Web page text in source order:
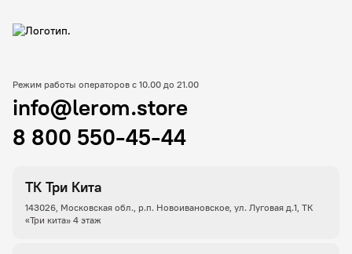
ТК Три Кита
143026, Московская обл., р.п. Новоивановское, ул. Луговая д.1, ТК
«Три кита» 4 этаж
Режим работы операторов с 10.00 до 21.00
info@lerom.store
8 800 550-45-44